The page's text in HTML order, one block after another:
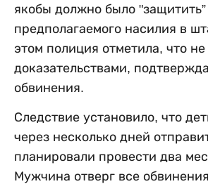
якобы должно было "защитить”
предполагаемого насилия в
этом полиция отметила, что не
доказательствами,
обвинения.
Следствие установило, что
через несколько дней
планировали провести два
Мужчина отверг все